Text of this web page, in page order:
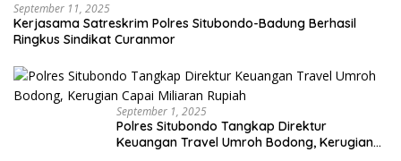
September 11, 2025
Kerjasama Satreskrim Polres Situbondo-Badung Berhasil
Ringkus Sindikat Curanmor
September 1, 2025
Polres Situbondo Tangkap Direktur
Keuangan Travel Umroh Bodong, Kerugian